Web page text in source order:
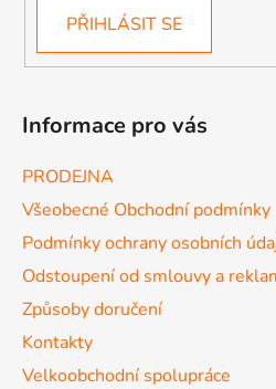
PŘIHLÁSIT SE
Informace pro vás
PRODEJNA
Všeobecné Obchodní podmínky
Podmínky ochrany osobních
Odstoupení od smlouvy a
Způsoby doručení
Kontakty
Velkoobchodní spolupráce